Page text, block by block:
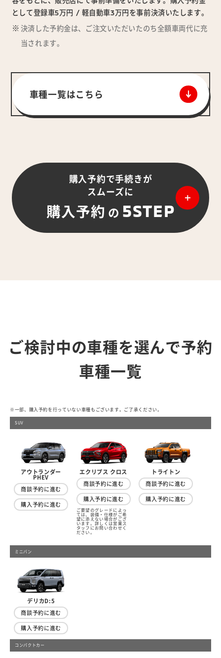
として登録車5万円 / 軽自動車3万円を事前決済いたします。
決済した予約金は、ご注文いただいたのち全額車両代に充
当されます。
車種一覧はこちら
購入予約で手続きが
スムーズに
購入予約 の 5STEP
ご検討中の車種を選んで予約
車種一覧
※一部、購入予約を行っていない車種もございます。ご了承ください。
SUV
アウトランダー
PHEV
商談予約に進む
購入予約に進む
エクリプス クロス
商談予約に進む
購入予約に進む
ご要望のグレードによっ
ては、装備・仕様がご希
望に添えない場合がござ
います。詳しくは営業ス
タッフにお問い合わせく
ださい。
トライトン
商談予約に進む
購入予約に進む
ミニバン
デリカD:5
商談予約に進む
購入予約に進む
コンパクトカー